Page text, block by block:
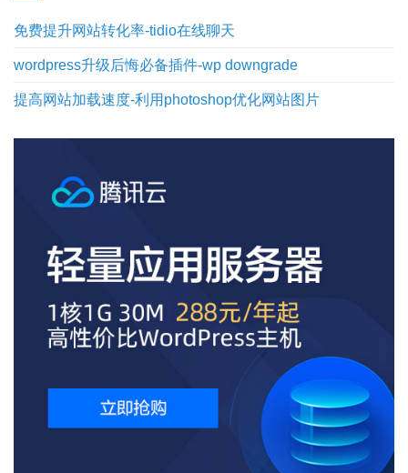
免费提升网站转化率-tidio在线聊天
wordpress升级后悔必备插件-wp downgrade
提高网站加载速度-利用photoshop优化网站图片